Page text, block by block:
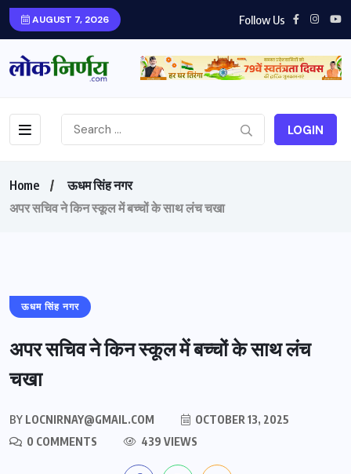
AUGUST 7, 2026 Follow Us
LOGIN
Home
ऊधम सिंह नगर
अपर सचिव ने किन स्कूल में बच्चों के साथ लंच चखा
ऊधम सिंह नगर
अपर सचिव ने किन स्कूल में बच्चों के साथ लंच
चखा
BY LOCNIRNAY@GMAIL.COM
OCTOBER 13, 2025
0 COMMENTS
439 VIEWS